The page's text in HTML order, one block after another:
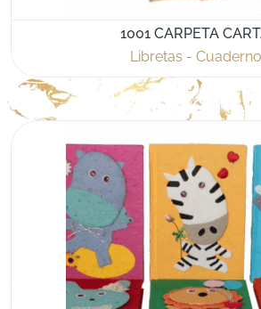
1001 CARPETA
Libretas -